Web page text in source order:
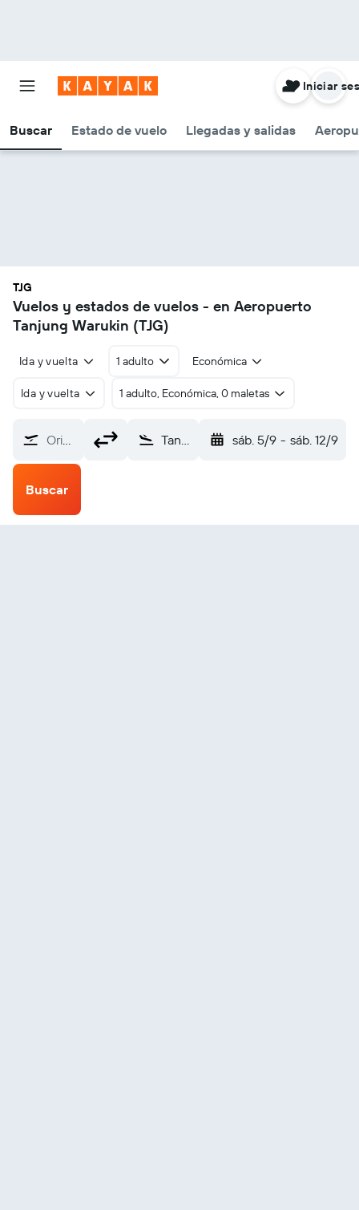
Buscar Estado de vuelo Llegadas y salidas
Iniciar
TJG
Vuelos y estados de vuelos - en Aeropuerto
Tanjung Warukin (TJG)
Ida y vuelta 1 adulto Económica
Ida y vuelta 1 adulto, Económica, 0 maletas
Origen Tanjung Warukin (TJG) sáb. 5/9 - sáb. 12/9
Buscar